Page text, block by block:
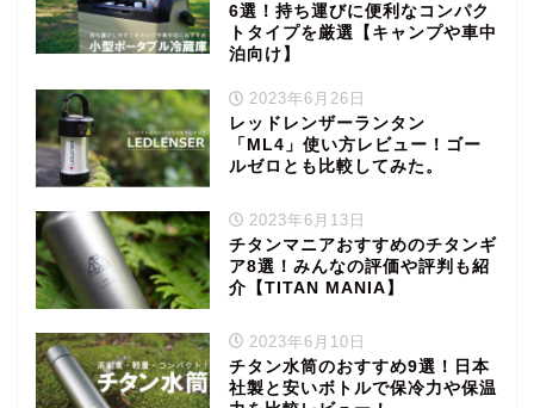
6選！持ち運びに便利なコンパク
トタイプを厳選【キャンプや車中
泊向け】
2023年6月26日
レッドレンザーランタン
「ML4」使い方レビュー！ゴー
ルゼロとも比較してみた。
2023年6月13日
チタンマニアおすすめのチタンギ
ア8選！みんなの評価や評判も紹
介【TITAN MANIA】
2023年6月10日
チタン水筒のおすすめ9選！日本
社製と安いボトルで保冷力や保温